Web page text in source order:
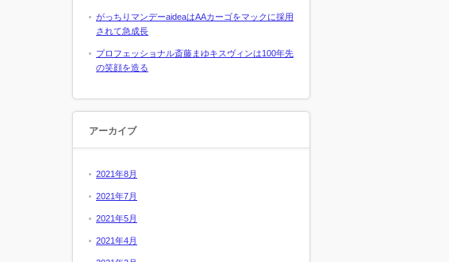
がっちりマンデーaideaはAAカーゴをマックに採用
されて急成長
プロフェッショナル斎藤まゆキスヴィンは100年先
の笑顔を造る
アーカイブ
2021年8月
2021年7月
2021年5月
2021年4月